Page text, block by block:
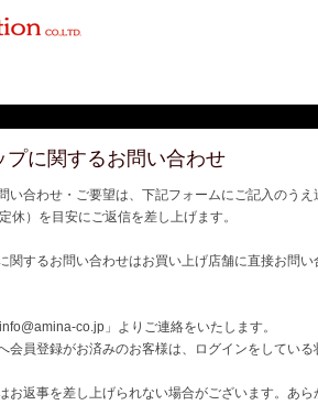
プに関するお問い合わせ
い合わせ・ご要望は、下記フォームにご記入のうえ
休）を目安にご返信を差し上げます。
するお問い合わせはお買い上げ店舗に直接お問い
co.jp」よりご連絡をいたします。
員登録がお済みのお客様は、ログインをしてい
返事を差し上げられない場合がございます。あら